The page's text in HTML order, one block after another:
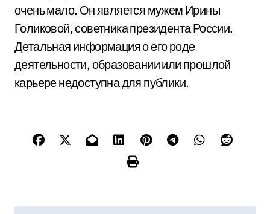
очень мало. Он является мужем Ирины
Голиковой, советника президента России.
Детальная информация о его роде
деятельности, образовании или прошлой
карьере недоступна для публики.